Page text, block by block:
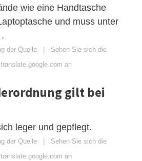
wie eine Handtasche
und muss unter
der Quelle | Sehen Sie sich die
an
gilt bei
leger und gepflegt.
der Quelle | Sehen Sie sich die
an